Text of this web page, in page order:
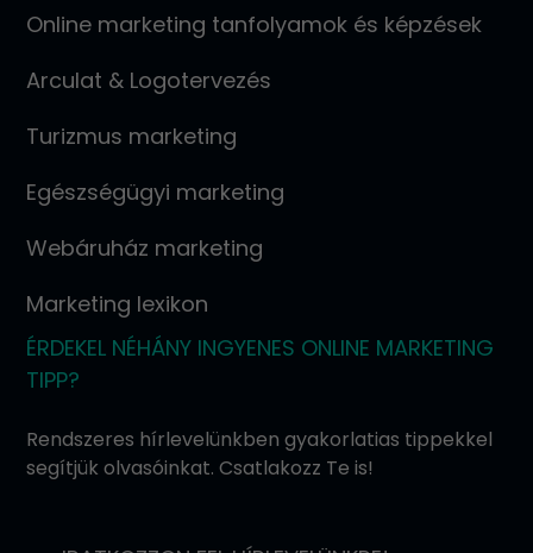
Online marketing tanfolyamok és képzések
Arculat & Logotervezés
Turizmus marketing
Egészségügyi marketing
Webáruház marketing
Marketing lexikon
ÉRDEKEL NÉHÁNY INGYENES ONLINE MARKETING
TIPP?
Rendszeres hírlevelünkben gyakorlatias tippekkel
segítjük olvasóinkat. Csatlakozz Te is!